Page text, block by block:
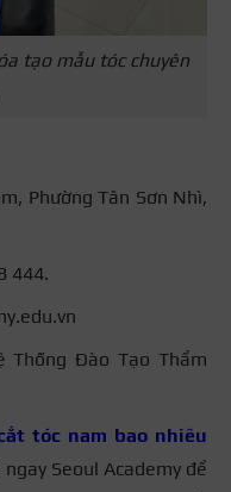
tạo mẫu tóc chuyên
Phường Tân Sơn Nhì,
444.
Thống Đào Tạo Thẩm
tóc nam bao nhiêu
Seoul Academy để